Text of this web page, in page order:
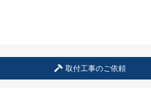
取付工事のご依頼